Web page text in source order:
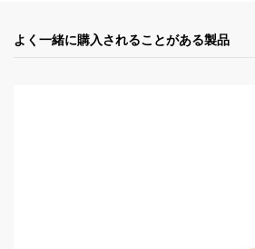
よく一緒に購入されることがある製品